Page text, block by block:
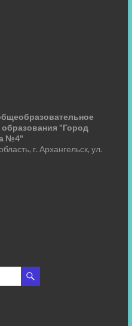
"Город
№4"
г. Архангельск, ул.